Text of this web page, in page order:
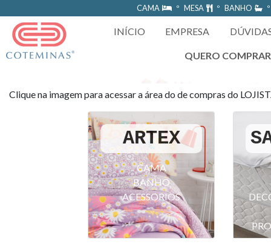
https://www.coteminas.com.br/desenv-web/htm11/
CAMA º MESA º BANHO
INÍCIO EMPRESA
QUERO COMPRAR
Clique na imagem para acessar a área do de compras do
ARTEX
CAMA
BANHO
ACESSORIOS